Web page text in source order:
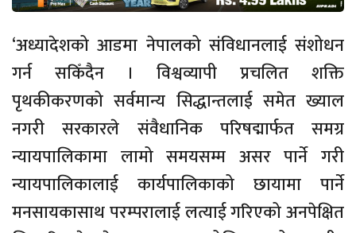
‘अध्यादेशको आडमा नेपालको संविधानलाई संशोधन
गर्न सकिँदैन । विश्वव्यापी प्रचलित शक्ति
पृथकीकरणको सर्वमान्य सिद्धान्तलाई समेत ख्याल
नगरी सरकारले संवैधानिक परिषद्मार्फत समग्र
न्यायपालिकामा लामो समयसम्म असर पार्ने गरी
न्यायपालिकालाई कार्यपालिकाको छायामा पार्ने
मनसायकासाथ परम्परालाई लत्याई गरिएको अनपेक्षित